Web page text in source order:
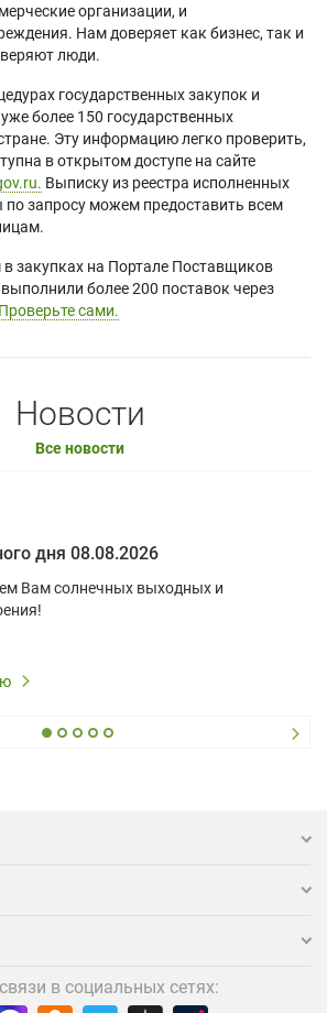
организации, и
Нам доверяет как бизнес, так и
люди.
государственных закупок и
более 150 государственных
Эту информацию легко проверить,
в открытом доступе на сайте
Выписку из реестра исполненных
запросу можем предоставить всем
закупках на Портале Поставщиков
более 200 поставок через
Проверьте сами.
Новости
Все новости
дня 08.08.2026
Вам солнечных выходных и
в социальных сетях: